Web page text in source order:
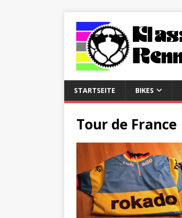
STARTSEITE BIKES
Tour de France